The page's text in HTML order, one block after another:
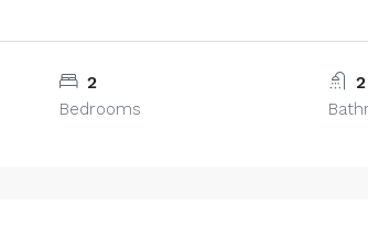
2
Bedrooms
2